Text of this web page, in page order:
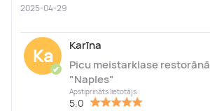
2025-04-29
Ka
✔
Karīna
Picu meistarklase restorānā
"Naples"
Apstiprināts lietotājs
5.0